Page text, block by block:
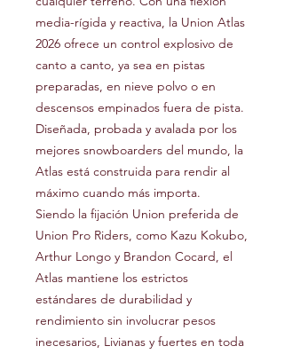
media-rígida y reactiva, la Union Atlas
2026 ofrece un control explosivo de
canto a canto, ya sea en pistas
preparadas, en nieve polvo o en
descensos empinados fuera de pista.
Diseñada, probada y avalada por los
mejores snowboarders del mundo, la
Atlas está construida para rendir al
máximo cuando más importa.
Siendo la fijación Union preferida de
Union Pro Riders, como Kazu Kokubo,
Arthur Longo y Brandon Cocard, el
Atlas mantiene los estrictos
estándares de durabilidad y
rendimiento sin involucrar pesos
inecesarios, Livianas y fuertes en toda